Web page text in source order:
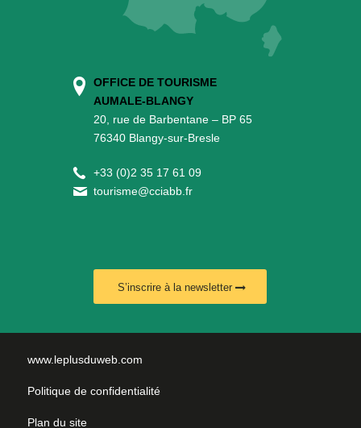
OFFICE DE TOURISME
AUMALE-BLANGY
20, rue de Barbentane – BP 65
76340 Blangy-sur-Bresle
+33 (0)2 35 17 61 09
tourisme@cciabb.fr
S’inscrire à la newsletter
www.leplusduweb.com
Politique de confidentialité
Plan du site